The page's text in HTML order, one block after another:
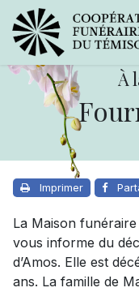
À
Imprimer
La Maison
vous informe du
d’Amos. Elle est
ans. La famille de